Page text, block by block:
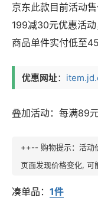
京东此款目前活动
199减30元优惠活
商品单件实付低至
优惠网址：
叠加活动：每满89
++-- 购物提示：活动
页面发现价格变化,
凑单品： 1件